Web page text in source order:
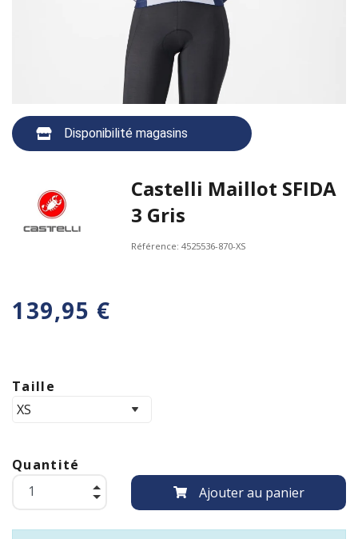
Disponibilité magasins
Castelli Maillot SFIDA
3 Gris
Référence:4525536-870-XS
139,95 €
Taille
Quantité
Ajouter au panier